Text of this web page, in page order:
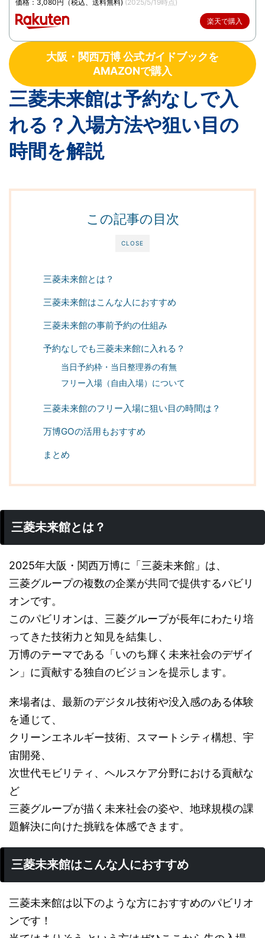
価格：3,080円（税込、送料無料) (2025/5/19時点)
楽天で購入
大阪・関西万博 公式ガイドブックを
AMAZONで購入
三菱未来館は予約なしで入
れる？入場方法や狙い目の
時間を解説
CLOSE
この記事の目次
三菱未来館とは？
三菱未来館はこんな人におすすめ
三菱未来館の事前予約の仕組み
予約なしでも三菱未来館に入れる？
当日予約枠・当日整理券の有無
フリー入場（自由入場）について
三菱未来館のフリー入場に狙い目の時間は？
万博GOの活用もおすすめ
まとめ
三菱未来館とは？
2025年大阪・関西万博に「三菱未来館」は、
三菱グループの複数の企業が共同で提供するパビリ
オンです。
このパビリオンは、三菱グループが長年にわたり培
ってきた技術力と知見を結集し、
万博のテーマである「いのち輝く未来社会のデザイ
ン」に貢献する独自のビジョンを提示します。
来場者は、最新のデジタル技術や没入感のある体験
を通じて、
クリーンエネルギー技術、スマートシティ構想、宇
宙開発、
次世代モビリティ、ヘルスケア分野における貢献な
ど
三菱グループが描く未来社会の姿や、地球規模の課
題解決に向けた挑戦を体感できます。
三菱未来館はこんな人におすすめ
三菱未来館は以下のような方におすすめのパビリオ
ンです！